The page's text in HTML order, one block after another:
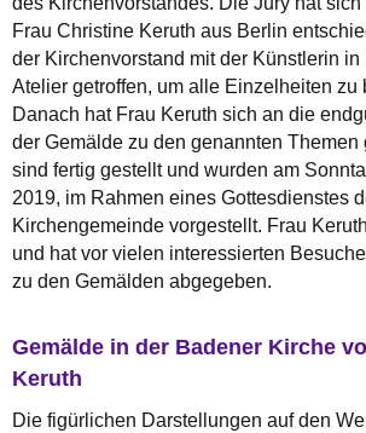
Frau Christine Keruth aus Berlin
der Kirchenvorstand mit der Künstlerin
Atelier getroffen, um alle Einzelheiten zu
Danach hat Frau Keruth sich an die
der Gemälde zu den genannten
sind fertig gestellt und wurden am
2019, im Rahmen eines Gottesdienstes
Kirchengemeinde vorgestellt. Frau
und hat vor vielen interessierten
zu den Gemälden abgegeben.
Gemälde in der Badener Kirche
Keruth
Die figürlichen Darstellungen auf den